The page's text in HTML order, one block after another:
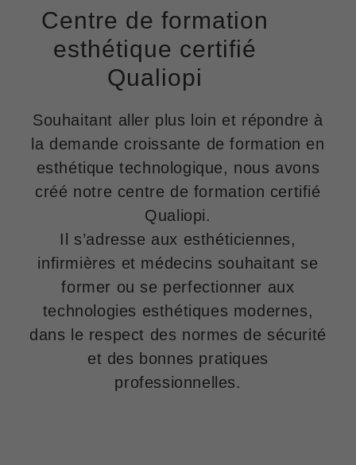
Centre de formation
esthétique certifié
Qualiopi
Souhaitant aller plus loin et répondre à
la demande croissante de formation en
esthétique technologique, nous avons
créé notre centre de formation certifié
Qualiopi.
Il s’adresse aux esthéticiennes,
infirmières et médecins souhaitant se
former ou se perfectionner aux
technologies esthétiques modernes,
dans le respect des normes de sécurité
et des bonnes pratiques
professionnelles.